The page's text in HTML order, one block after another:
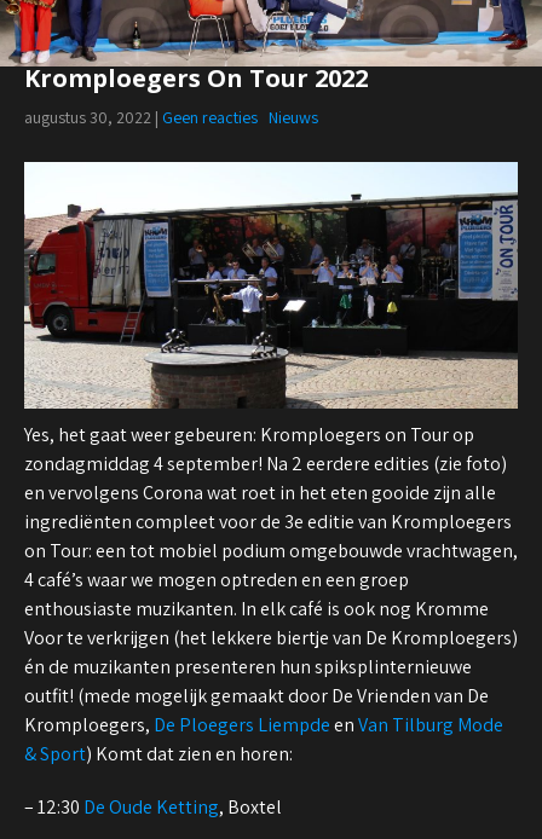
Kromploegers On Tour 2022
augustus 30, 2022 | Geen reacties Nieuws
Yes, het gaat weer gebeuren: Kromploegers on Tour op
zondagmiddag 4 september! Na 2 eerdere edities (zie foto)
en vervolgens Corona wat roet in het eten gooide zijn alle
ingrediënten compleet voor de 3e editie van Kromploegers
on Tour: een tot mobiel podium omgebouwde vrachtwagen,
4 café’s waar we mogen optreden en een groep
enthousiaste muzikanten. In elk café is ook nog Kromme
Voor te verkrijgen (het lekkere biertje van De Kromploegers)
én de muzikanten presenteren hun spiksplinternieuwe
outfit! (mede mogelijk gemaakt door De Vrienden van De
Kromploegers, De Ploegers LiempdeenVan Tilburg Mode
& Sport) Komt dat zien en horen:
– 12:30 De Oude Ketting, Boxtel